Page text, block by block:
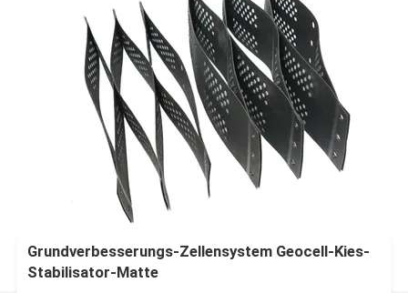
Grundverbesserungs-Zellensystem Geocell-Kies-
Stabilisator-Matte